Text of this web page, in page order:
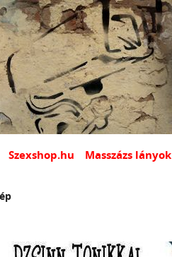
Szexshop.hu Masszázs lányok